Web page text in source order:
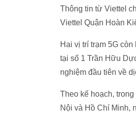
Thông tin từ Viettel
Viettel Quận Hoàn
Hai vị trí trạm 5G
tại số 1 Trần Hữu
nghiệm đầu tiên về
Theo kế hoạch,
Nội và Hồ Chí Minh,